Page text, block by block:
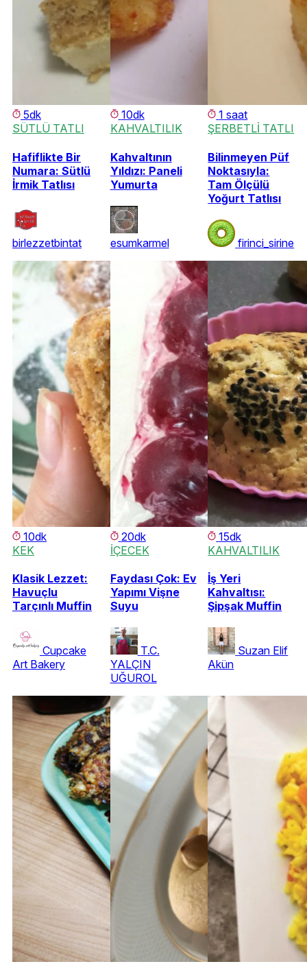
5dk
SÜTLÜ TATLI
Hafiflikte Bir
Numara: Sütlü
İrmik Tatlısı
birlezzetbintat
10dk
KAHVALTILIK
Kahvaltının
Yıldızı: Paneli
Yumurta
esumkarmel
1 saat
ŞERBETLİ TATLI
Bilinmeyen Püf
Noktasıyla:
Tam Ölçülü
Yoğurt Tatlısı
firinci_sirine
10dk
KEK
Klasik Lezzet:
Havuçlu
Tarçınlı Muffin
Cupcake
Art Bakery
20dk
İÇECEK
Faydası Çok: Ev
Yapımı Vişne
Suyu
T.C.
YALÇIN
UĞUROL
15dk
KAHVALTILIK
İş Yeri
Kahvaltısı:
Şipşak Muffin
Suzan Elif
Akün